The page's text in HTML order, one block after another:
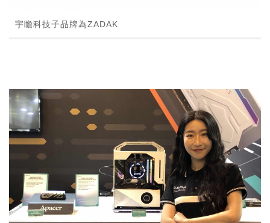
宇瞻科技子品牌為ZADAK